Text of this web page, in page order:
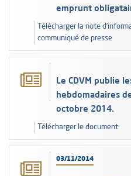
emprunt
Télécharger la note
communiqué de presse
Le CDVM publie
hebdomadaires
octobre 2014.
Télécharger le document
03/11/2014